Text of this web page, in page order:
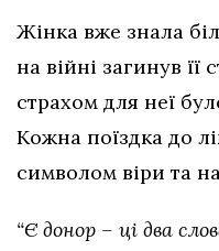
Жінка вже знала
на війні загинув
страхом для неї
Кожна поїздка до
символом віри та
“Є донор – ці два